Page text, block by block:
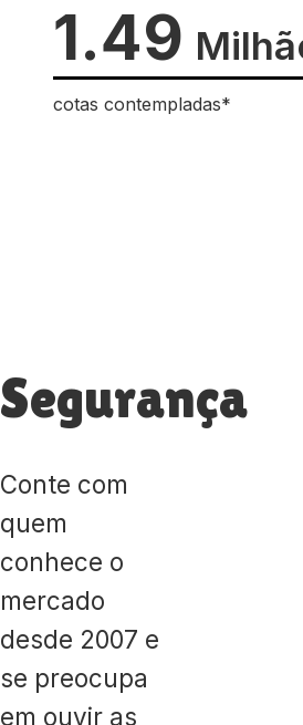
1.49
cotas contempladas*
Segurança
Conte com
quem
conhece o
mercado
desde 2007 e
se preocupa
em ouvir as